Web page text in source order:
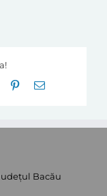
Tumblr Pinterest
E-
Bacău